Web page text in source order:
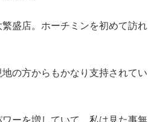
盛店。ホーチミンを初めて訪れ
の方からもかなり支持されてい